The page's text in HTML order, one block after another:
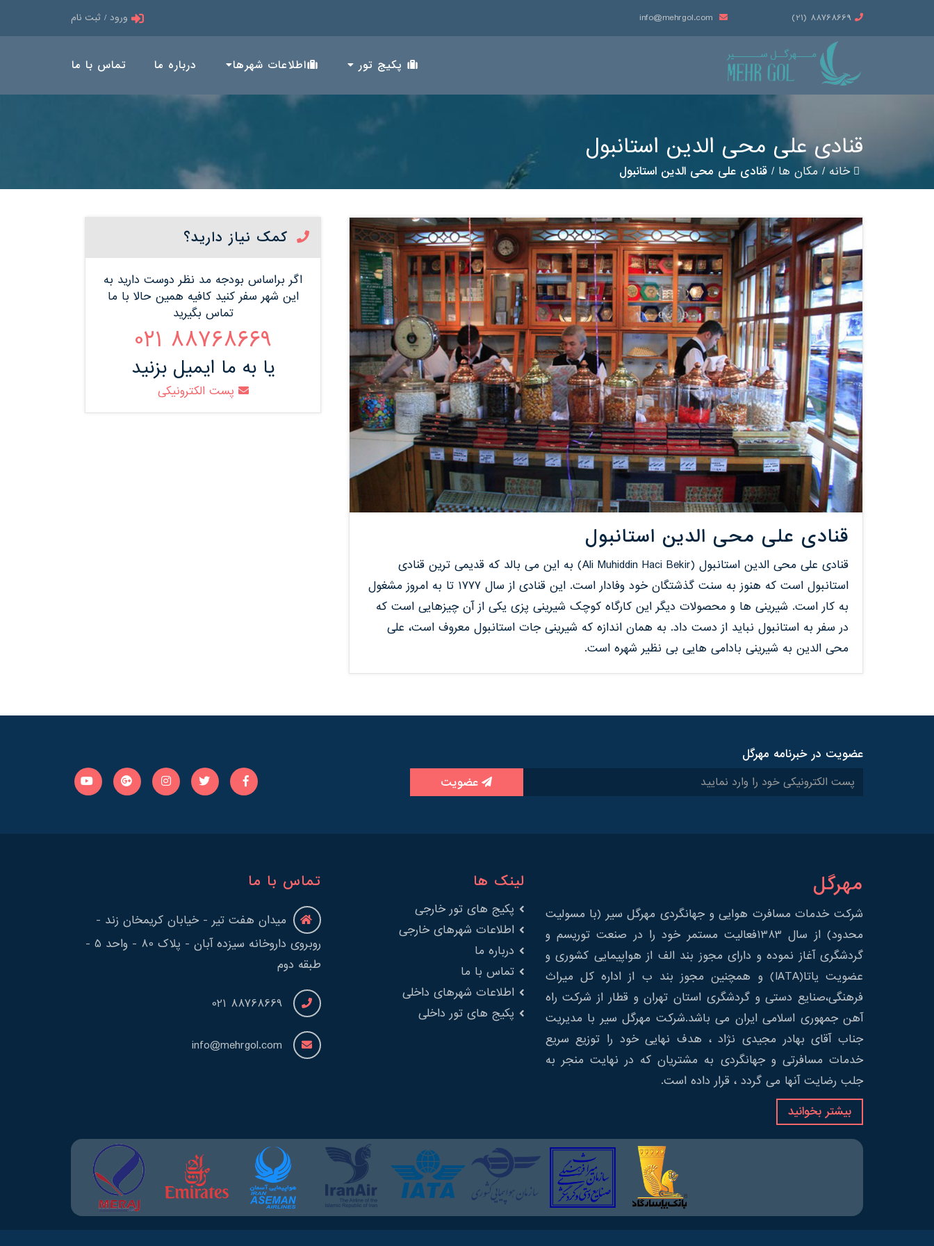
88768669 (21) ورود / ثبت نام
پکیج تور اطلاعات شهرها درباره ما تماس با ما
قنادی علی محی الدین استانبول
خانه/مکان ها / قنادی علی محی الدین استانبول
قنادی علی محی الدین استانبول
قنادی علی محی الدین استانبول (Ali Muhiddin Haci Bekir) به این می بالد که قدیمی ترین قنادی
استانبول است که هنوز به سنت گذشتگان خود وفادار است. این قنادی از سال ۱۷۷۷ تا به امروز مشغول
به کار است. شیرینی ها و محصولات دیگر این کارگاه کوچک شیرینی پزی یکی از آن چیزهایی است که
در سفر به استانبول نباید از دست داد. به همان اندازه که شیرینی جات استانبول معروف است، علی
محی الدین به شیرینی بادامی هایی بی نظیر شهره است.
کمک نیاز دارید؟
اگر براساس بودجه مد نظر دوست دارید به
این شهر سفر کنید کافیه همین حالا با ما
تماس بگیرید
88768669 021
یا به ما ایمیل بزنید
پست الکترونیکی
عضویت در خبرنامه مهرگل
عضویت
مهرگل
شرکت خدمات مسافرت هوایی و جهانگردی مهرگل سیر (با مسولیت
محدود) از سال 1383فعالیت مستمر خود را در صنعت توریسم و
گردشگری آغاز نموده و دارای مجوز بند الف از هواپیمایی کشوری و
عضویت یاتا(IATA) و همچنین مجوز بند ب از اداره کل میراث
فرهنگی،صنایع دستی و گردشگری استان تهران و قطار از شرکت راه
آهن جمهوری اسلامی ایران می باشد.شرکت مهرگل سیر با مدیریت
جناب آقای بهادر مجیدی نژاد ، هدف نهایی خود را توزیع سریع
خدمات مسافرتی و جهانگردی به مشتریان که در نهایت منجر به
جلب رضایت آنها می گردد ، قرار داده است.
بیشتر بخوانید
لینک ها
پکیج های تور خارجی
اطلاعات شهرهای خارجی
درباره ما
تماس با ما
اطلاعات شهرهای داخلی
پکیج های تور داخلی
تماس با ما
میدان هفت تیر - خیابان کریمخان زند -
روبروی داروخانه سیزده آبان - پلاک 80 - واحد 5 -
طبقه دوم